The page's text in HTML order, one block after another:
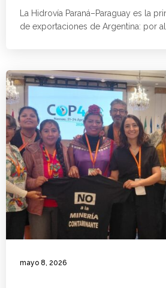
La Hidrovía Paraná–Paraguay es la
de exportaciones de Argentina: por
mayo 8, 2026